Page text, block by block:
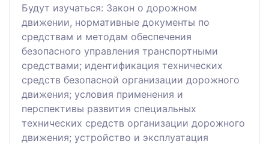
Будут изучаться: Закон о дорожном
движении, нормативные документы по
средствам и методам обеспечения
безопасного управления транспортными
средствами; идентификация технических
средств безопасной организации дорожного
движения; условия применения и
перспективы развития специальных
технических средств организации дорожного
движения; устройство и эксплуатация